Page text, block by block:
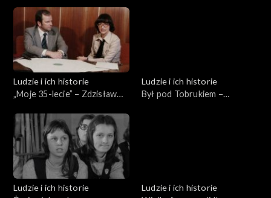
Ludzie i ich historie
„Moje 35-lecie” − Zdzisław
Ludzie i ich historie
Był pod Tobrukiem −
Ludzie i ich historie
Ludzie i ich historie